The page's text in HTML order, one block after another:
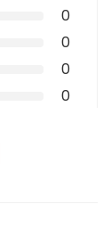
0
0
0
0